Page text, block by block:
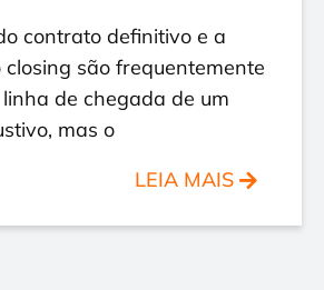
contrato definitivo e a
são frequentemente
de chegada de um
mas o
LEIA MAIS